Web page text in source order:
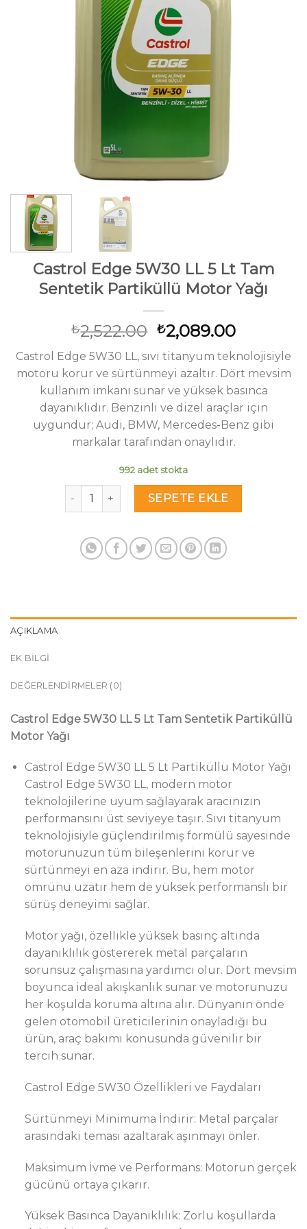
Castrol Edge 5W30 LL 5 Lt Tam
Sentetik Partiküllü Motor Yağı
₺2,522.00 Orijinal
fiyat:
₺2,522.00.
₺2,089.00Şu
andaki
fiyat:
Castrol Edge 5W30 LL, sıvı titanyum teknolojisiyle
motoru korur ve sürtünmeyi azaltır. Dört mevsim
kullanım imkanı sunar ve yüksek basınca
dayanıklıdır. Benzinli ve dizel araçlar için
uygundur; Audi, BMW, Mercedes-Benz gibi
markalar tarafından onaylıdır.
992 adet stokta
Castrol Edge 5W30 LL 5 Lt Tam Sentetik
SEPETE EKLE
AÇIKLAMA
EK BILGI
DEĞERLENDIRMELER (0)
Castrol Edge 5W30 LL 5 Lt Tam Sentetik Partiküllü
Motor Yağı
Castrol Edge 5W30 LL 5 Lt Partiküllü Motor Yağı
Castrol Edge 5W30 LL, modern motor
teknolojilerine uyum sağlayarak aracınızın
performansını üst seviyeye taşır. Sıvı titanyum
teknolojisiyle güçlendirilmiş formülü sayesinde
motorunuzun tüm bileşenlerini korur ve
sürtünmeyi en aza indirir. Bu, hem motor
ömrünü uzatır hem de yüksek performanslı bir
sürüş deneyimi sağlar.
Motor yağı, özellikle yüksek basınç altında
dayanıklılık göstererek metal parçaların
sorunsuz çalışmasına yardımcı olur. Dört mevsim
boyunca ideal akışkanlık sunar ve motorunuzu
her koşulda koruma altına alır. Dünyanın önde
gelen otomobil üreticilerinin onayladığı bu
ürün, araç bakımı konusunda güvenilir bir
tercih sunar.
Castrol Edge 5W30 Özellikleri ve Faydaları
Sürtünmeyi Minimuma İndirir: Metal parçalar
arasındaki teması azaltarak aşınmayı önler.
Maksimum İvme ve Performans: Motorun gerçek
gücünü ortaya çıkarır.
Yüksek Basınca Dayanıklılık: Zorlu koşullarda